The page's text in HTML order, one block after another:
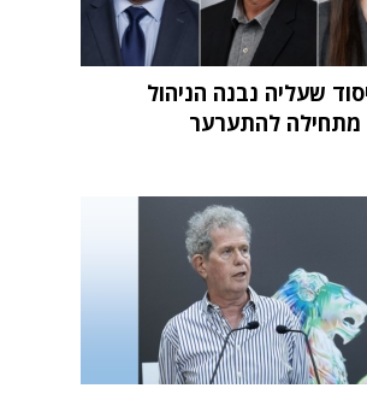
שעליה נבנה הניהול
מתחילה להתערער